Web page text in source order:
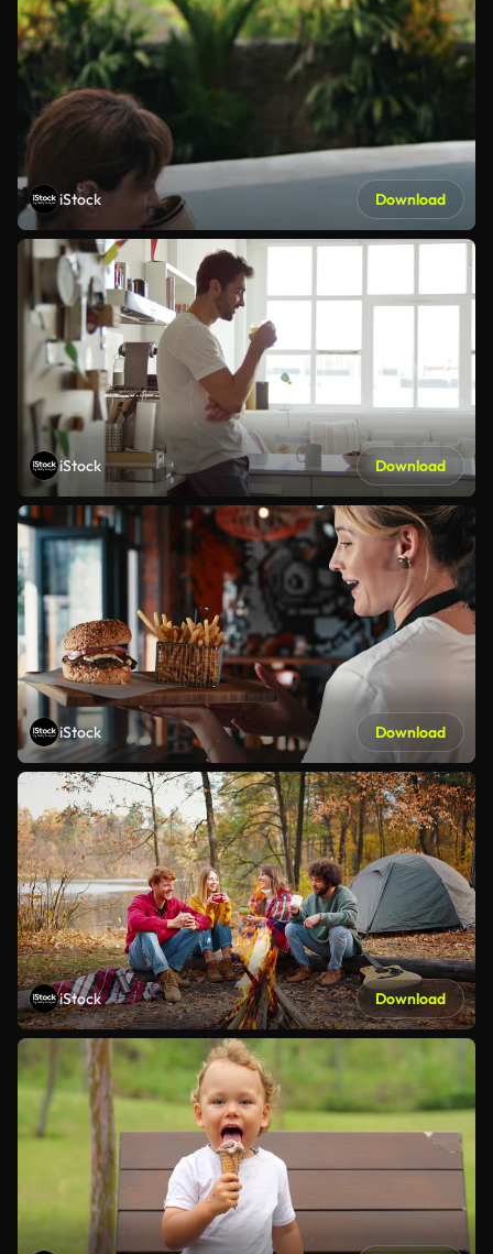
iStock Download
iStock Download
iStock Download
iStock Download